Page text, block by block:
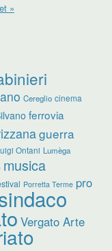
»
Cereglio cinema
ferrovia
guerra
Ontani Lumèga
musica
Porretta Terme pro
Vergato Arte